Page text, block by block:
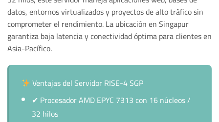
datos, entornos virtualizados y proyectos de alto tráfico sin
comprometer el rendimiento. La ubicación en Singapur
garantiza baja latencia y conectividad óptima para clientes en
Asia-Pacífico.
Ventajas del Servidor RISE-4 SGP
✔ Procesador AMD EPYC 7313 con 16 núcleos /
32 hilos